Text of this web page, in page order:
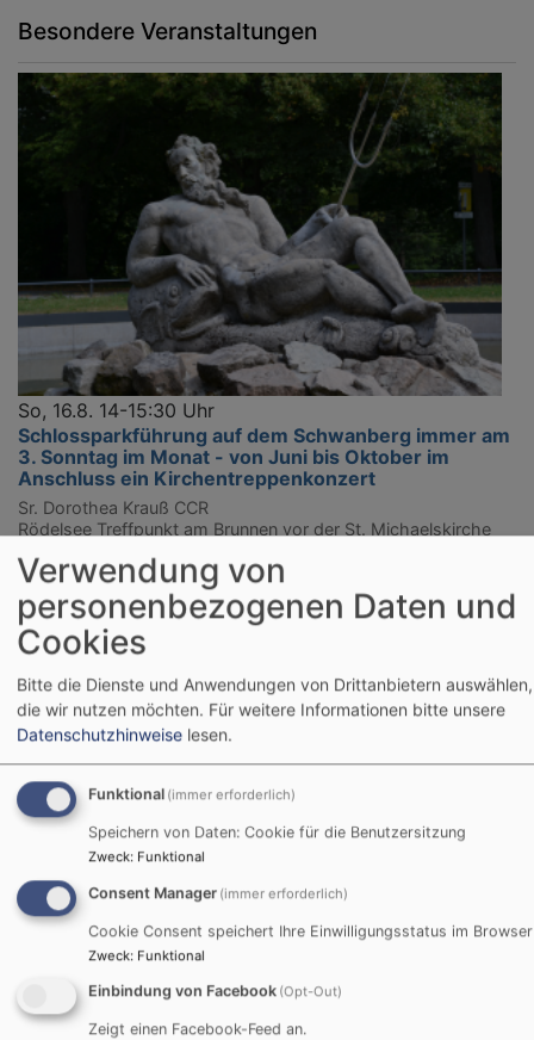
Besondere Veranstaltungen
So, 16.8. 14-15:30 Uhr
Schlossparkführung auf dem Schwanberg immer am
3. Sonntag im Monat - von Juni bis Oktober im
Anschluss ein Kirchentreppenkonzert
Sr. Dorothea Krauß CCR
Rödelsee Treffpunkt am Brunnen vor der St. Michaelskirche
So, 16.8. 17:30-20 Uhr
Öffentliches Fränkisches Sänger- und
Sr. Dorothea Krauß CCR
Rödelsee St. Michaelskirche, Schwanberg
Verwendung von
personenbezogenen Daten und
Cookies
Bitte die Dienste und Anwendungen von Drittanbietern auswählen,
die wir nutzen möchten. Für weitere Informationen bitte unsere
Datenschutzhinweise lesen.
Funktional (immer erforderlich)
Speichern von Daten: Cookie für die Benutzersitzung
Zweck: Funktional
Consent Manager (immer erforderlich)
Cookie Consent speichert Ihre Einwilligungsstatus im Browser
Zweck: Funktional
Einbindung von Facebook (Opt-Out)
Zeigt einen Facebook-Feed an.